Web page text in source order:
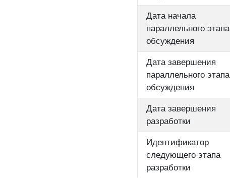
Дата начала
параллельного этапа
обсуждения
Дата завершения
параллельного этапа
обсуждения
Дата завершения
разработки
Идентификатор
следующего этапа
разработки